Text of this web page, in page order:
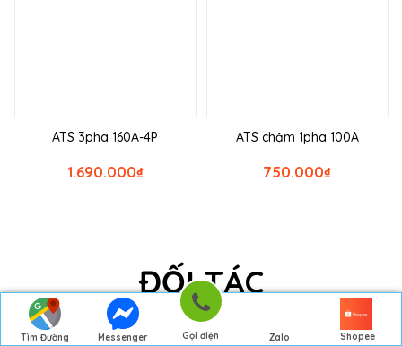
Tìm Đường
Messenger Gọi điện Zalo Shopee
ATS 3pha 160A-4P
₫
1.690.000
ATS chậm 1pha 100A
₫
750.000
ĐỐI TÁC